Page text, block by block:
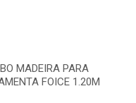
MADEIRA PARA
FOICE 1.20M